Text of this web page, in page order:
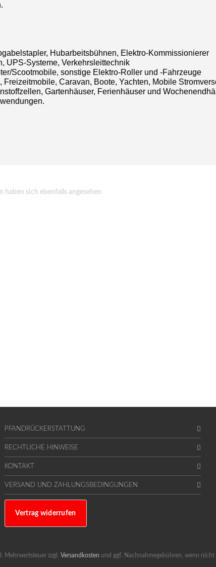
Hubarbeitsbühnen, Elektro-Kommissionierer
UPS-Systeme, Verkehrsleittechnik
Scootmobile, sonstige Elektro-Roller und -Fahrzeuge
Freizeitmobile, Caravan, Boote, Yachten, Mobile
Gartenhäuser, Ferienhäuser und
haben sich ebenfalls angesehen
PFANDRÜCKERSTATTUNG
RECHTLICHE HINWEISE
KONTAKT
VERSAND UND ZAHLUNGSBEDINGUNGEN
Vertrag widerrufen
Mehrwertsteuer zzgl. Versandkosten und ggf. Nachnahmegebühren, wenn nicht